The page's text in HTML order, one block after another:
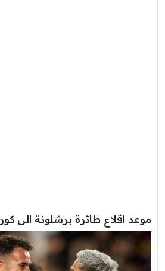
موعد اقلاع طائرة برشلونة الى